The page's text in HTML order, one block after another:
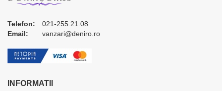
Telefon:
021-255.21.08
Email:
vanzari@deniro.ro
INFORMATII